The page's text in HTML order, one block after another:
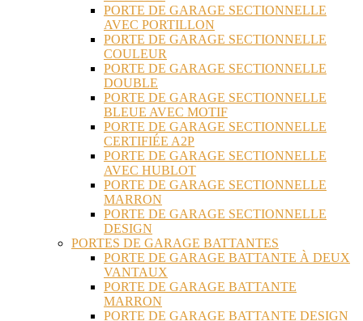
PORTE DE GARAGE SECTIONNELLE
AVEC PORTILLON
PORTE DE GARAGE SECTIONNELLE
COULEUR
PORTE DE GARAGE SECTIONNELLE
DOUBLE
PORTE DE GARAGE SECTIONNELLE
BLEUE AVEC MOTIF
PORTE DE GARAGE SECTIONNELLE
CERTIFIÉE A2P
PORTE DE GARAGE SECTIONNELLE
AVEC HUBLOT
PORTE DE GARAGE SECTIONNELLE
MARRON
PORTE DE GARAGE SECTIONNELLE
DESIGN
PORTES DE GARAGE BATTANTES
PORTE DE GARAGE BATTANTE À DEUX
VANTAUX
PORTE DE GARAGE BATTANTE
MARRON
PORTE DE GARAGE BATTANTE DESIGN